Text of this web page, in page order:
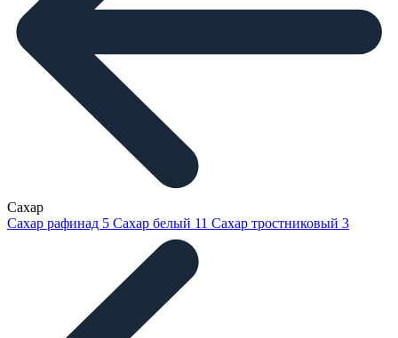
Сахар
Сахар рафинад 5 Сахар белый 11 Сахар тростниковый 3